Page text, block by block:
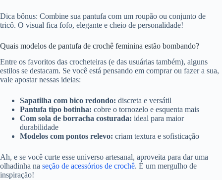
Dica bônus: Combine sua pantufa com um roupão ou conjunto de
tricô. O visual fica fofo, elegante e cheio de personalidade!
Quais modelos de pantufa de crochê feminina estão bombando?
Entre os favoritos das crocheteiras (e das usuárias também), alguns
estilos se destacam. Se você está pensando em comprar ou fazer a sua,
vale apostar nessas ideias:
Sapatilha com bico redondo: discreta e versátil
Pantufa tipo botinha: cobre o tornozelo e esquenta mais
Com sola de borracha costurada: ideal para maior
durabilidade
Modelos com pontos relevo: criam textura e sofisticação
Ah, e se você curte esse universo artesanal, aproveita para dar uma
olhadinha na seção de acessórios de crochê. É um mergulho de
inspiração!